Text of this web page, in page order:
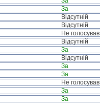
За
Відсутній
Відсутній
Не голосував
Відсутній
За
Відсутній
За
За
Не голосував
За
За